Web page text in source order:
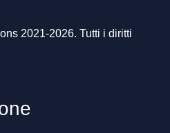
2021-2026. Tutti i diritti